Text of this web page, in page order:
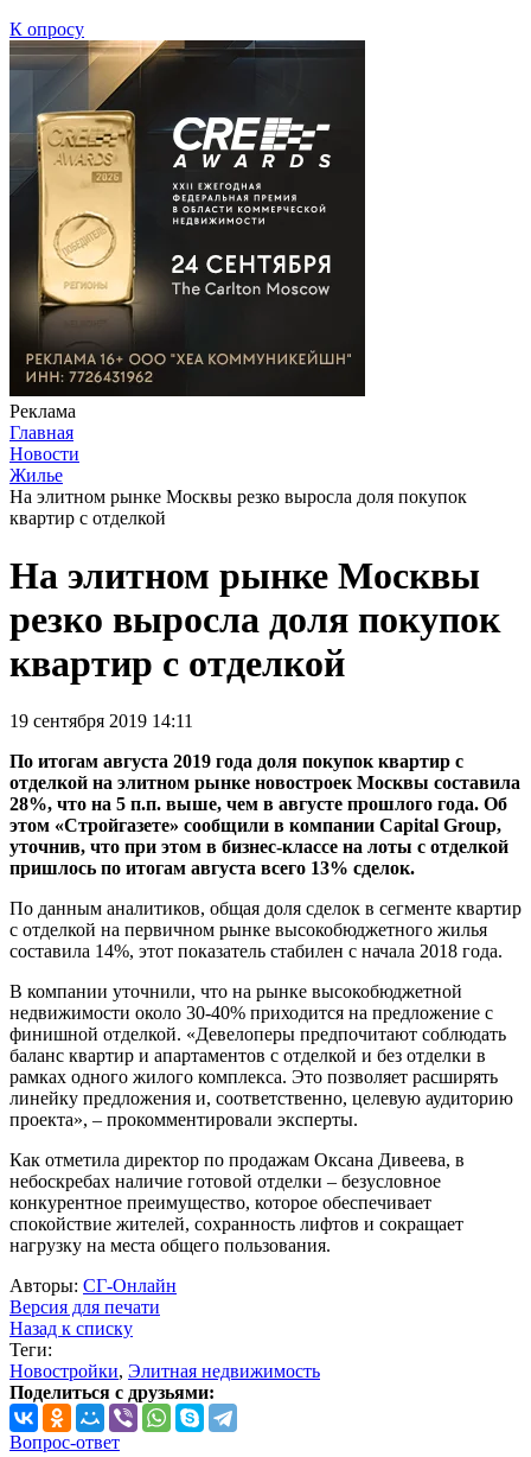
К опросу
Реклама
Главная
Новости
Жилье
На элитном рынке Москвы резко выросла доля покупок
квартир с отделкой
На элитном рынке Москвы
резко выросла доля покупок
квартир с отделкой
19 сентября 2019 14:11
По итогам августа 2019 года доля покупок квартир с
отделкой на элитном рынке новостроек Москвы составила
28%, что на 5 п.п. выше, чем в августе прошлого года. Об
этом «Стройгазете» сообщили в компании Capital Group,
уточнив, что при этом в бизнес-классе на лоты с отделкой
пришлось по итогам августа всего 13% сделок.
По данным аналитиков, общая доля сделок в сегменте квартир
с отделкой на первичном рынке высокобюджетного жилья
составила 14%, этот показатель стабилен с начала 2018 года.
В компании уточнили, что на рынке высокобюджетной
недвижимости около 30-40% приходится на предложение с
финишной отделкой. «Девелоперы предпочитают соблюдать
баланс квартир и апартаментов с отделкой и без отделки в
рамках одного жилого комплекса. Это позволяет расширять
линейку предложения и, соответственно, целевую аудиторию
проекта», – прокомментировали эксперты.
Как отметила директор по продажам Оксана Дивеева, в
небоскребах наличие готовой отделки – безусловное
конкурентное преимущество, которое обеспечивает
спокойствие жителей, сохранность лифтов и сокращает
нагрузку на места общего пользования.
Авторы: СГ-Онлайн
Версия для печати
Назад к списку
Теги:
Новостройки, Элитная недвижимость
Поделиться с друзьями:
Вопрос-ответ